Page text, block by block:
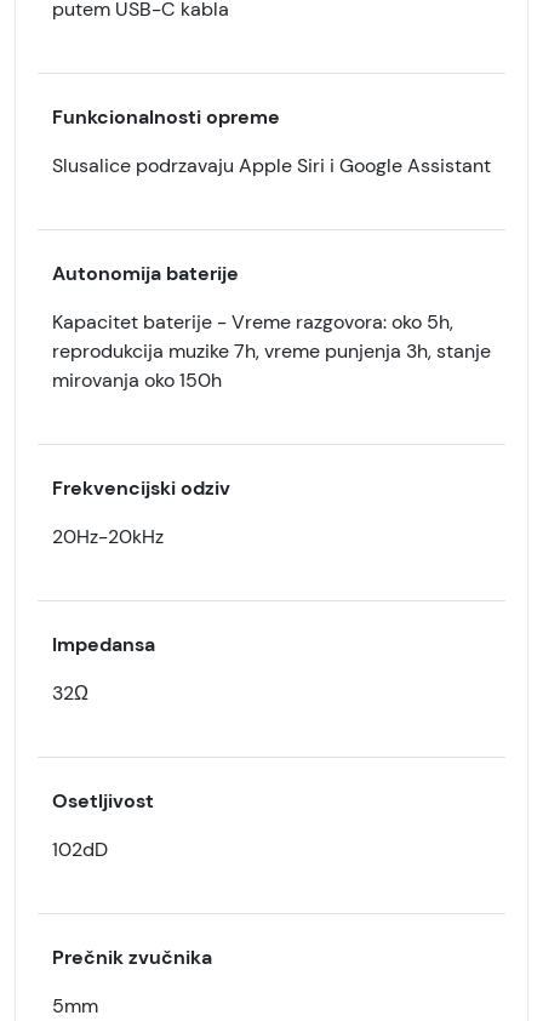
putem USB-C kabla
Funkcionalnosti opreme
Slusalice podrzavaju Apple Siri i Google Assistant
Autonomija baterije
Kapacitet baterije - Vreme razgovora: oko 5h,
reprodukcija muzike 7h, vreme punjenja 3h, stanje
mirovanja oko 150h
Frekvencijski odziv
20Hz-20kHz
Impedansa
32Ω
Osetljivost
102dD
Prečnik zvučnika
5mm